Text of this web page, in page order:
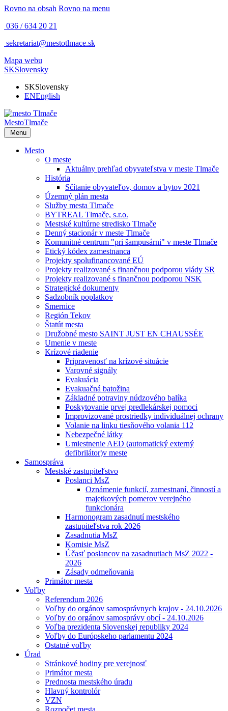
Rovno na obsah Rovno na menu
036 / 634 20 21
sekretariat@mestotlmace.sk
Mapa webu
SKSlovensky
SKSlovensky
ENEnglish
MestoTlmače
Menu
Mesto
O meste
Aktuálny prehľad obyvateľstva v meste Tlmače
História
Sčítanie obyvateľov, domov a bytov 2021
Územný plán mesta
Služby mesta Tlmače
BYTREAL Tlmače, s.r.o.
Mestské kultúrne stredisko Tlmače
Denný stacionár v meste Tlmače
Komunitné centrum "pri šampusárni" v meste Tlmače
Etický kódex zamestnanca
Projekty spolufinancované EÚ
Projekty realizované s finančnou podporou vlády SR
Projekty realizované s finančnou podporou NSK
Strategické dokumenty
Sadzobník poplatkov
Smernice
Región Tekov
Štatút mesta
Družobné mesto SAINT JUST EN CHAUSSÉE
Umenie v meste
Krízové riadenie
Pripravenosť na krízové situácie
Varovné signály
Evakuácia
Evakuačná batožina
Základné potraviny núdzového balíka
Poskytovanie prvej predlekárskej pomoci
Improvizované prostriedky individuálnej ochrany
Volanie na linku tiesňového volania 112
Nebezpečné látky
Umiestnenie AED (automatický externý
defibrilátor)v meste
Samospráva
Mestské zastupiteľstvo
Poslanci MsZ
Oznámenie funkcií, zamestnaní, činností a
majetkových pomerov verejného
funkcionára
Harmonogram zasadnutí mestského
zastupiteľstva rok 2026
Zasadnutia MsZ
Komisie MsZ
Účasť poslancov na zasadnutiach MsZ 2022 -
2026
Zásady odmeňovania
Primátor mesta
Voľby
Referendum 2026
Voľby do orgánov samosprávnych krajov - 24.10.2026
Voľby do orgánov samosprávy obcí - 24.10.2026
Voľba prezidenta Slovenskej republiky 2024
Voľby do Európskeho parlamentu 2024
Ostatné voľby
Úrad
Stránkové hodiny pre verejnosť
Primátor mesta
Prednosta mestského úradu
Hlavný kontrolór
VZN
Rozpočet mesta